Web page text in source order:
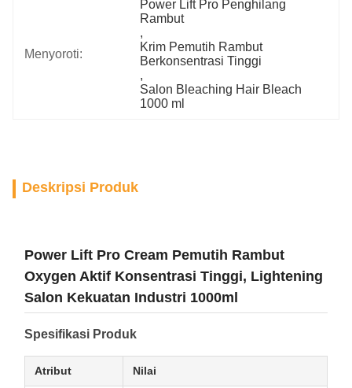
Menyoroti:
Power Lift Pro Penghilang
Rambut
,
Krim Pemutih Rambut
Berkonsentrasi Tinggi
,
Salon Bleaching Hair Bleach
1000 ml
Deskripsi Produk
Power Lift Pro Cream Pemutih Rambut
Oxygen Aktif Konsentrasi Tinggi, Lightening
Salon Kekuatan Industri 1000ml
Spesifikasi Produk
Atribut Nilai